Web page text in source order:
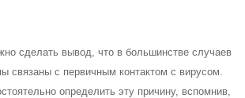
сделать вывод, что в большинстве случаев
связаны с первичным контактом с вирусом.
определить эту причину, вспомнив,